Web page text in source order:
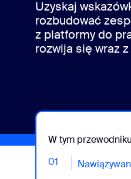
Aplikacje i integracje
Uzyskaj
rozbudować
z platformy do
rozwija się wraz
W tym przewodniku
01
- Jumplink to